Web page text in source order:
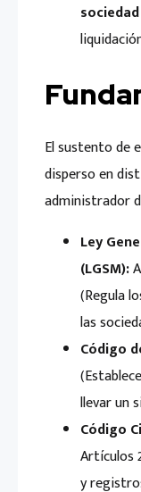
sociedad
El sustento de
disperso en
administrador
Ley
(LGSM):
(Regula
las
Código
llevar un
Código
Artículos
y